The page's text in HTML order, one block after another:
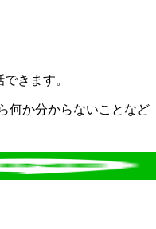
きます。
何か分からないことなど